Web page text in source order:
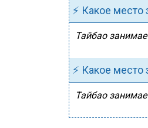
⚡ Какое
Тайбао
⚡ Какое
Тайбао